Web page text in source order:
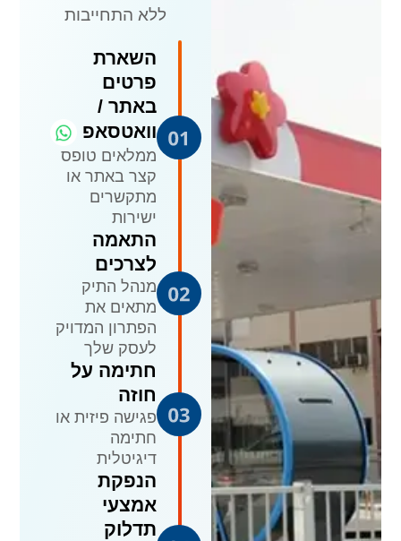
ללא התחייבות
השארת
פרטים
באתר /
וואטסאפ
ממלאים טופס
קצר באתר או
מתקשרים
ישירות
התאמה
לצרכים
מנהל התיק
מתאים את
הפתרון המדויק
לעסק שלך
חתימה על
חוזה
פגישה פיזית או
חתימה
דיגיטלית
הנפקת
אמצעי
תדלוק